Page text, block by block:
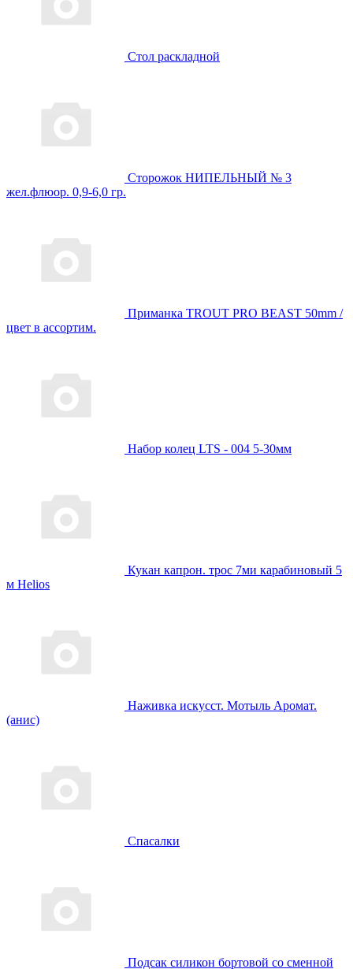
Стол раскладной
Сторожок НИПЕЛЬНЫЙ № 3
жел.флюор. 0,9-6,0 гр.
Приманка TROUT PRO BEAST 50mm /
цвет в ассортим.
Набор колец LTS - 004 5-30мм
Кукан капрон. трос 7ми карабиновый 5
м Helios
Наживка искусст. Мотыль Аромат.
(анис)
Спасалки
Подсак силикон бортовой со сменной